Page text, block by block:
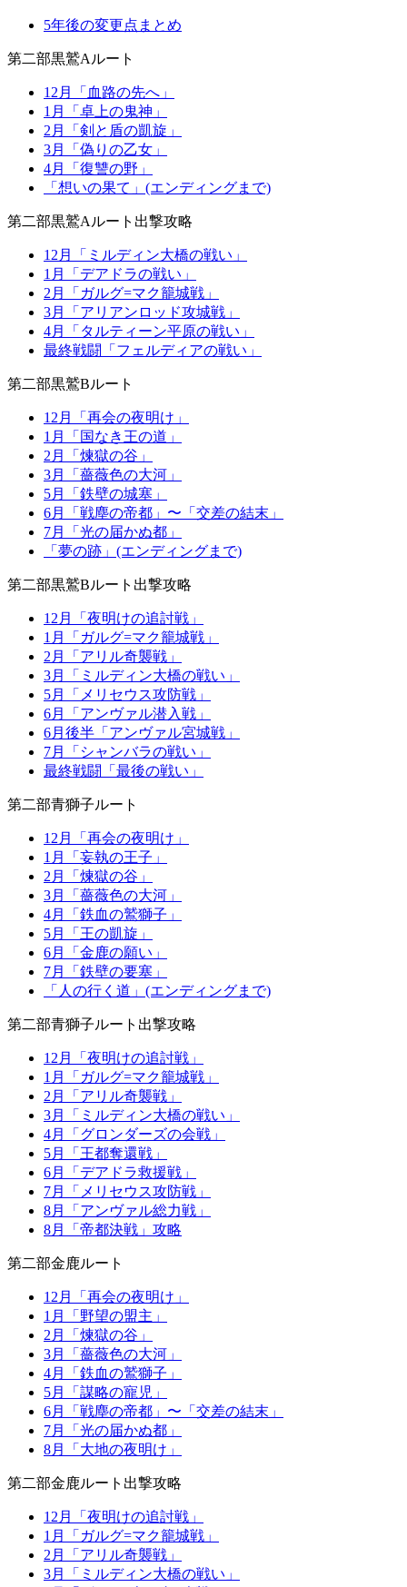
5年後の変更点まとめ
第二部黒鷲Aルート
12月「血路の先へ」
1月「卓上の鬼神」
2月「剣と盾の凱旋」
3月「偽りの乙女」
4月「復讐の野」
「想いの果て」(エンディングまで)
第二部黒鷲Aルート出撃攻略
12月「ミルディン大橋の戦い」
1月「デアドラの戦い」
2月「ガルグ=マク籠城戦」
3月「アリアンロッド攻城戦」
4月「タルティーン平原の戦い」
最終戦闘「フェルディアの戦い」
第二部黒鷲Bルート
12月「再会の夜明け」
1月「国なき王の道」
2月「煉獄の谷」
3月「薔薇色の大河」
5月「鉄壁の城塞」
6月「戦塵の帝都」〜「交差の結末」
7月「光の届かぬ都」
「夢の跡」(エンディングまで)
第二部黒鷲Bルート出撃攻略
12月「夜明けの追討戦」
1月「ガルグ=マク籠城戦」
2月「アリル奇襲戦」
3月「ミルディン大橋の戦い」
5月「メリセウス攻防戦」
6月「アンヴァル潜入戦」
6月後半「アンヴァル宮城戦」
7月「シャンバラの戦い」
最終戦闘「最後の戦い」
第二部青獅子ルート
12月「再会の夜明け」
1月「妄執の王子」
2月「煉獄の谷」
3月「薔薇色の大河」
4月「鉄血の鷲獅子」
5月「王の凱旋」
6月「金鹿の願い」
7月「鉄壁の要塞」
「人の行く道」(エンディングまで)
第二部青獅子ルート出撃攻略
12月「夜明けの追討戦」
1月「ガルグ=マク籠城戦」
2月「アリル奇襲戦」
3月「ミルディン大橋の戦い」
4月「グロンダーズの会戦」
5月「王都奪還戦」
6月「デアドラ救援戦」
7月「メリセウス攻防戦」
8月「アンヴァル総力戦」
8月「帝都決戦」攻略
第二部金鹿ルート
12月「再会の夜明け」
1月「野望の盟主」
2月「煉獄の谷」
3月「薔薇色の大河」
4月「鉄血の鷲獅子」
5月「謀略の寵児」
6月「戦塵の帝都」〜「交差の結末」
7月「光の届かぬ都」
8月「大地の夜明け」
第二部金鹿ルート出撃攻略
12月「夜明けの追討戦」
1月「ガルグ=マク籠城戦」
2月「アリル奇襲戦」
3月「ミルディン大橋の戦い」